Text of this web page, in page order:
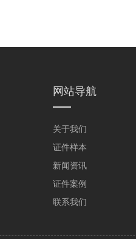
网站导航
关于我们
证件样本
新闻资讯
证件案例
联系我们